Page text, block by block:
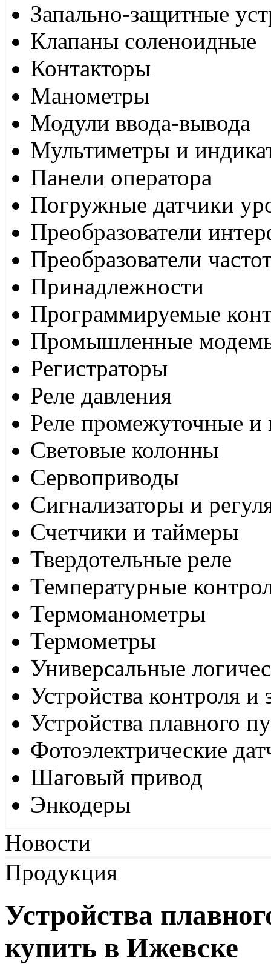
Запально-защитные
Клапаны соленоидные
Контакторы
Манометры
Модули ввода-вывода
Мультиметры и
Панели оператора
Погружные датчики
Преобразователи
Преобразователи
Принадлежности
Программируемые
Промышленные
Регистраторы
Реле давления
Реле промежуточные и
Световые колонны
Сервоприводы
Сигнализаторы и
Счетчики и таймеры
Твердотельные реле
Температурные
Термоманометры
Термометры
Универсальные
Устройства контроля
Устройства плавного
Фотоэлектрические
Шаговый привод
Энкодеры
Новости
Продукция
Устройства
купить в Ижевске